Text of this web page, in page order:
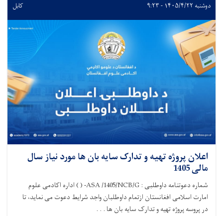
دوشنبه ۱۴۰۵/۴/۲۲ - ۹:۲۳ کابل
اعلان پروژه تهیه و تدارک سایه بان ها مورد نیاز سال
مالی 1405
شماره دعوتنامه داوطلبی : ASA /1405/NCB/G- ( ) اداره اکادمی علوم
امارت اسلامی افغانستان ازتمام داوطلبان واجد شرایط دعوت می نماید، تا
در پروسه پروژه تهیه و تدارک سایه بان ها . . .